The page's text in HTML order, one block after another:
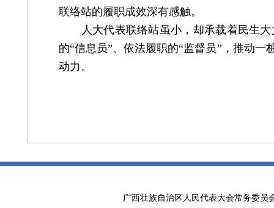
联络站的履职成效深有感触。
人大代表联络站虽小，却承载着民生大
的“信息员”、依法履职的“监督员”，推动
动力。
广西壮族自治区人民代表大会常务委